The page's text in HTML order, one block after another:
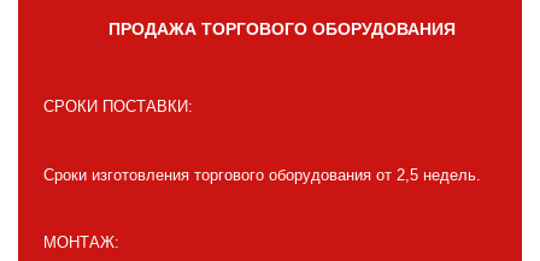
ПРОДАЖА ТОРГОВОГО ОБОРУДОВАНИЯ
СРОКИ ПОСТАВКИ:
Сроки изготовления торгового оборудования от 2,5 недель.
МОНТАЖ: